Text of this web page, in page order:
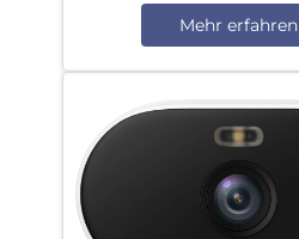
Mehr erfahren